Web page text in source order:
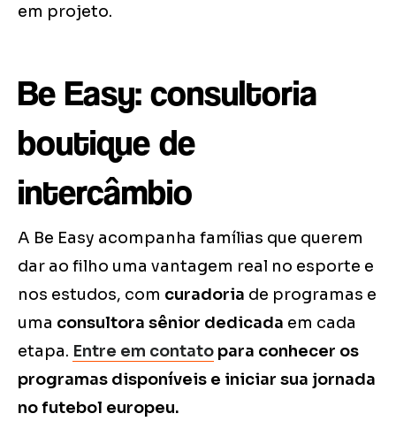
em projeto.
Be Easy: consultoria
boutique de
intercâmbio
A Be Easy acompanha famílias que querem
dar ao filho uma vantagem real no esporte e
nos estudos, com curadoria de programas e
uma consultora sênior dedicada em cada
etapa. Entre em contato para conhecer os
programas disponíveis e iniciar sua jornada
no futebol europeu.